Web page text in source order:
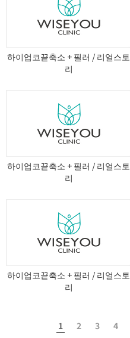
하이업코끝축소 + 필러 / 리얼스토
리
하이업코끝축소 + 필러 / 리얼스토
리
하이업코끝축소 + 필러 / 리얼스토
리
1 2 3 4